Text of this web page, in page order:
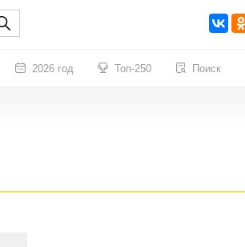
2026 год Топ-250 Поиск